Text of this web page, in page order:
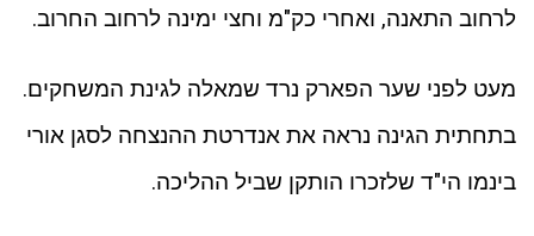
לרחוב התאנה, ואחרי כק"מ וחצי ימינה לרחוב החרוב.
מעט לפני שער הפארק נרד שמאלה לגינת המשחקים.
בתחתית הגינה נראה את אנדרטת ההנצחה לסגן אורי
בינמו הי"ד שלזכרו הותקן שביל ההליכה.